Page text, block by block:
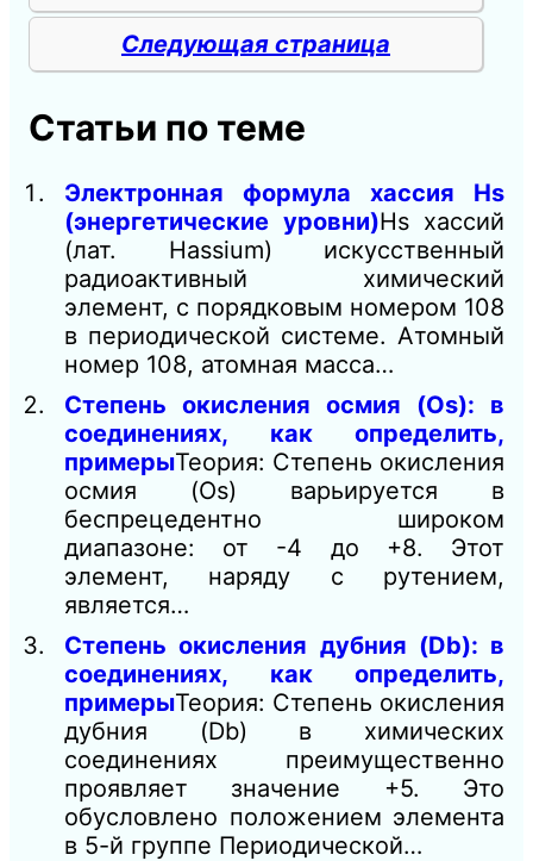
Следующая страница
Статьи по теме
Электронная формула хассия Hs
(энергетические уровни)Hs хассий
(лат. Hassium) искусственный
радиоактивный химический
элемент, с порядковым номером 108
в периодической системе. Атомный
номер 108, атомная масса…
Степень окисления осмия (Os): в
соединениях, как определить,
примерыТеория: Степень окисления
осмия (Os) варьируется в
беспрецедентно широком
диапазоне: от -4 до +8. Этот
элемент, наряду с рутением,
является…
Степень окисления дубния (Db): в
соединениях, как определить,
примерыТеория: Степень окисления
дубния (Db) в химических
соединениях преимущественно
проявляет значение +5. Это
обусловлено положением элемента
в 5-й группе Периодической…